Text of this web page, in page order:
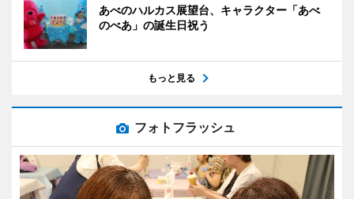
あべのハルカス展望台、キャラクター「あべ
のべあ」の誕生日祝う
もっと見る
フォトフラッシュ